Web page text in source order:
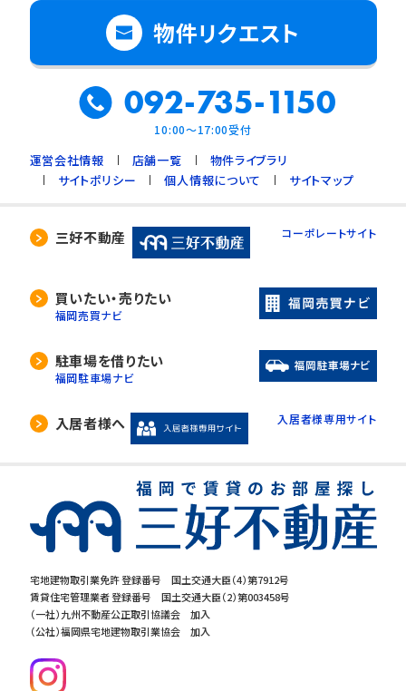
5. 公衆衛生の向上、児童の健全な育成のため
に必要で、ご本人の同意を得ることが難しいと
き
6. 国や地方公共団体などに協力する場合で、
ご本人の同意を得ることによって支障を及ぼす
おそれがあるとき
7. 合併又は譲渡などの事由による事業の承継
に伴って個人情報を提供する場合で、承継前の
4. 個人情報の外部委託
当社は、利用目的の達成に必要な範囲内におい
て、個人情報の取扱いの全部又は一部を委託す
委託先の選定には厳正な基準を設け、委託先と
の間で必要な契約を締結し、適切な管理･監査を
5. 開示等の請求について
「開示」「訂正・追加・削除」「利用の停止・消去・提
供の拒否」の請求に応じております。ご請求され
る方は、当社「個人情報お客様相談窓口」までお
問合せください。
6.個人情報を提供する事の任意性につ
いて
当社の要求する個人情報を提供するか否かは、
お客様の任意でございます。
宅地建物取引業免許 登録番号 国土交通大臣（4）第7912号
賃貸住宅管理業者 登録番号 国土交通大臣（2）第003458号
（一社）九州不動産公正取引協議会 加入
（公社）福岡県宅地建物取引業協会 加入
物件リクエスト
092-735-1150
10:00～17:00受付
運営会社情報 店舗一覧
物件ライブラリ
サイトポリシー
個人情報について サイトマップ
三好不動産 コーポレートサイト
買いたい・売りたい
福岡売買ナビ
駐車場を借りたい
福岡駐車場ナビ
入居者様へ 入居者様専用サイト